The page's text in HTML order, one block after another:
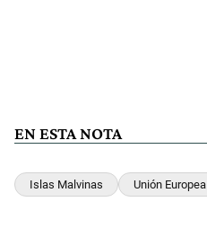
EN ESTA NOTA
Islas Malvinas Unión Europea